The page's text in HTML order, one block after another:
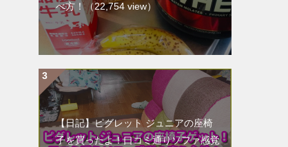
べ方！ （22,754 view）
【日記】ピグレット ジュニアの座椅
子を買ったよ！口コミ通りソファ感覚